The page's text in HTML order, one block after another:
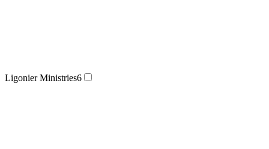
Ligonier Ministries6